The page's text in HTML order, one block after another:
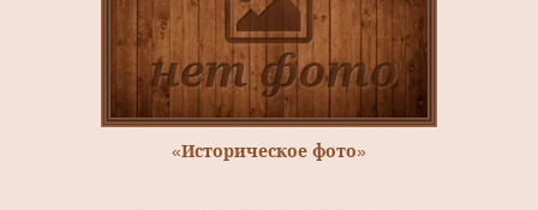
«Историческое фото»